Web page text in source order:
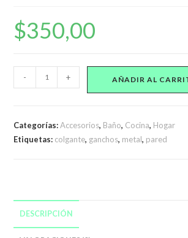
$350,00
Colgante
De
con
- + AÑADIR AL
Categorías:Accesorios, Baño, Cocina, Hogar
Etiquetas: colgante, ganchos, metal, pared
DESCRIPCIÓN